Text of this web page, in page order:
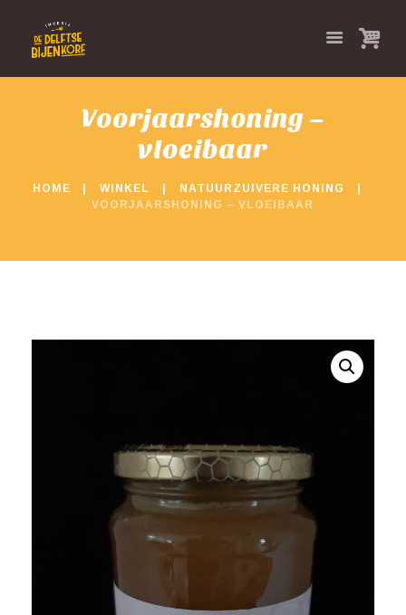
Voorjaarshoning –
vloeibaar
HOME WINKEL
NATUURZUIVERE HONING
VOORJAARSHONING – VLOEIBAAR